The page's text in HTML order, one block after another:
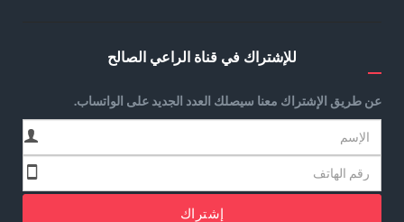
للإشتراك في قناة الراعي الصالح
عن طريق الإشتراك معنا سيصلك العدد الجديد على الواتساب.
إشتراك